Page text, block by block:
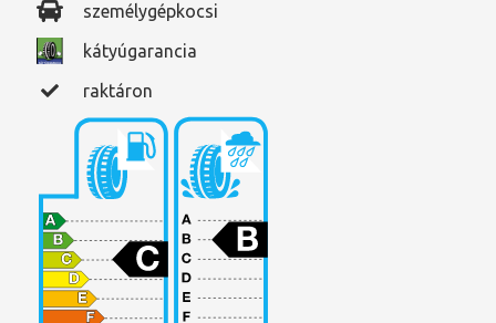
személygépkocsi
kátyúgarancia
raktáron